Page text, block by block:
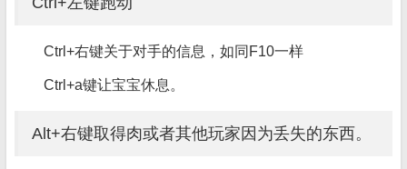
Ctrl+右键关于对手的信息，如同F10一样
Ctrl+a键让宝宝休息。
Alt+右键取得肉或者其他玩家因为丢失的东西。